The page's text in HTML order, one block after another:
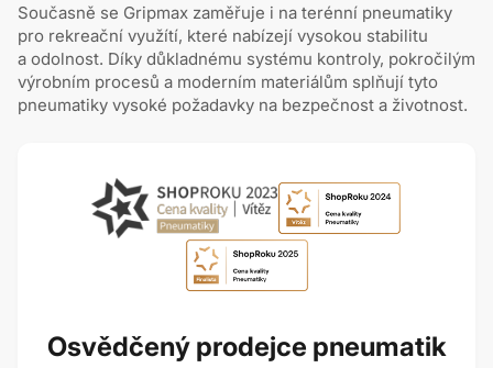
Současně se Gripmax zaměřuje i na terénní pneumatiky
pro rekreační využítí, které nabízejí vysokou stabilitu
a odolnost. Díky důkladnému systému kontroly, pokročilým
výrobním procesů a moderním materiálům splňují tyto
pneumatiky vysoké požadavky na bezpečnost a životnost.
Osvědčený prodejce pneumatik